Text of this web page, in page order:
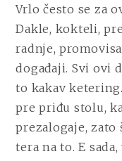
Vrlo često se za
Dakle, kokteli,
radnje,
događaji. Svi ovi
to kakav
pre priđu stolu,
prezalogaje,
tera na to. E